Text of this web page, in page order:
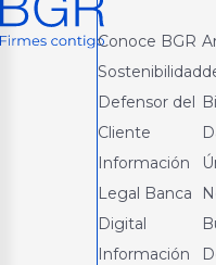
Conoce BGR
Sostenibilidad
Defensor del
Cliente
Información
Legal Banca
Digital
Información